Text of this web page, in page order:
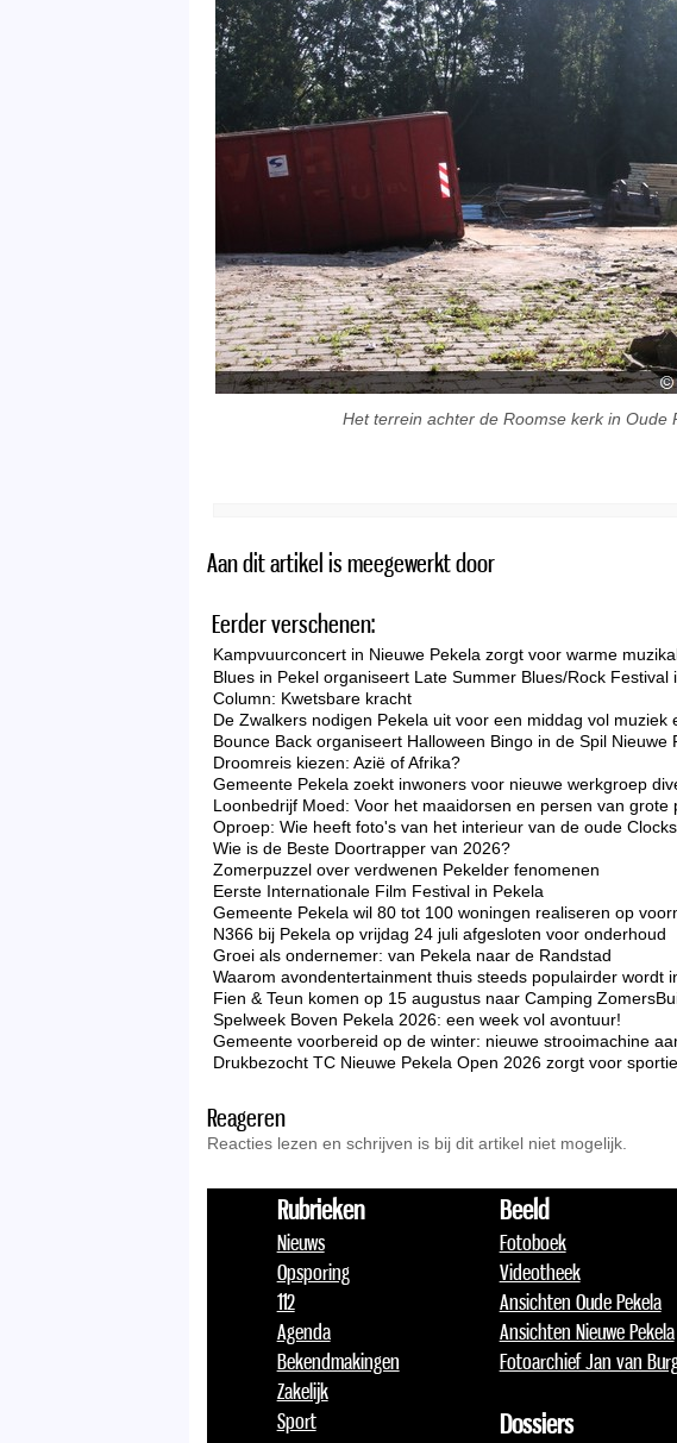
Het terrein achter de Roomse kerk in Oude
Aan dit artikel is meegewerkt door
Eerder verschenen:
Kampvuurconcert in Nieuwe Pekela zorgt voor warme
Blues in Pekel organiseert Late Summer Blues/Rock Festival
Column: Kwetsbare kracht
De Zwalkers nodigen Pekela uit voor een middag vol muziek
Bounce Back organiseert Halloween Bingo in de Spil Nieuwe
Droomreis kiezen: Azië of Afrika?
Gemeente Pekela zoekt inwoners voor nieuwe werkgroep
Loonbedrijf Moed: Voor het maaidorsen en persen van grote
Oproep: Wie heeft foto's van het interieur van de oude
Wie is de Beste Doortrapper van 2026?
Zomerpuzzel over verdwenen Pekelder fenomenen
Eerste Internationale Film Festival in Pekela
Gemeente Pekela wil 80 tot 100 woningen realiseren op
N366 bij Pekela op vrijdag 24 juli afgesloten voor onderhoud
Groei als ondernemer: van Pekela naar de Randstad
Waarom avondentertainment thuis steeds populairder wordt
Fien & Teun komen op 15 augustus naar Camping
Spelweek Boven Pekela 2026: een week vol avontuur!
Gemeente voorbereid op de winter: nieuwe strooimachine
Drukbezocht TC Nieuwe Pekela Open 2026 zorgt voor
Reageren
Reacties lezen en schrijven is bij dit artikel niet mogelijk.
Rubrieken
Nieuws
Opsporing
112
Agenda
Bekendmakingen
Zakelijk
Sport
Beeld
Fotoboek
Videotheek
Ansichten Oude Pekela
Ansichten Nieuwe Pekela
Fotoarchief Jan van
Dossiers